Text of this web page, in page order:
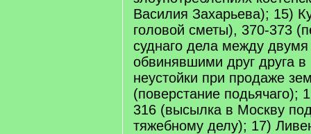
Василия Захарьева); 15)
головой сметы), 370-373
суднаго дела между
обвинявшими друг друга
неустойки при продаже
(поверстание подьячаго);
316 (высылка в Москву
тяжебному делу); 17)